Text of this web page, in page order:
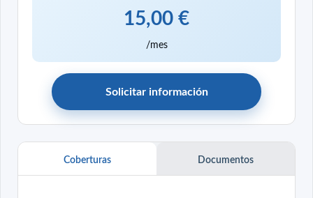
Coberturas Documentos
15,00 €
/mes
Solicitar información